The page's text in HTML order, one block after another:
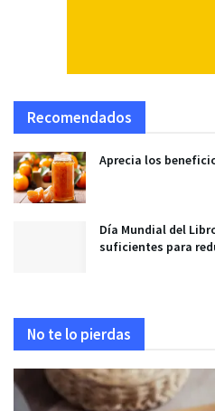
Recomendados
Aprecia los
Día Mundial del
suficientes para
No te lo pierdas